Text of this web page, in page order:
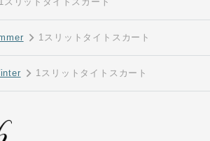
1スリットタイトスカート
1スリットタイトスカート